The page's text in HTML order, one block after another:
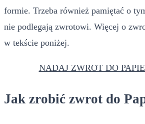
formie. Trzeba również pamiętać o
nie podlegają zwrotowi. Więcej o
w tekście poniżej.
NADAJ ZWROT DO
Jak zrobić zwrot do